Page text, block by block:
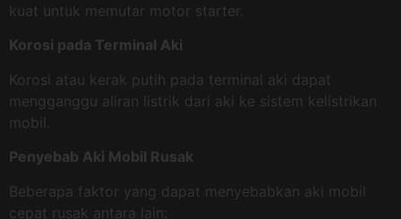
kuat untuk memutar motor starter.
Korosi pada Terminal Aki
Korosi atau kerak putih pada terminal aki dapat
mengganggu aliran listrik dari aki ke sistem kelistrikan
mobil.
Penyebab Aki Mobil Rusak
Beberapa faktor yang dapat menyebabkan aki mobil
cepat rusak antara lain: